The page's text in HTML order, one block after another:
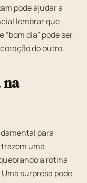
pode ajudar a
lembrar que
dia” pode ser
do outro.
na
para
uma
a rotina
surpresa pode